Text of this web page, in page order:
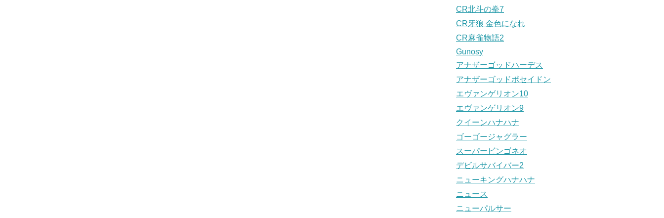
CR北斗の拳7
CR牙狼 金色になれ
CR麻雀物語2
Gunosy
アナザーゴッドハーデス
アナザーゴッドポセイドン
エヴァンゲリオン10
エヴァンゲリオン9
クイーンハナハナ
ゴーゴージャグラー
スーパービンゴネオ
デビルサバイバー2
ニューキングハナハナ
ニュース
ニューパルサー